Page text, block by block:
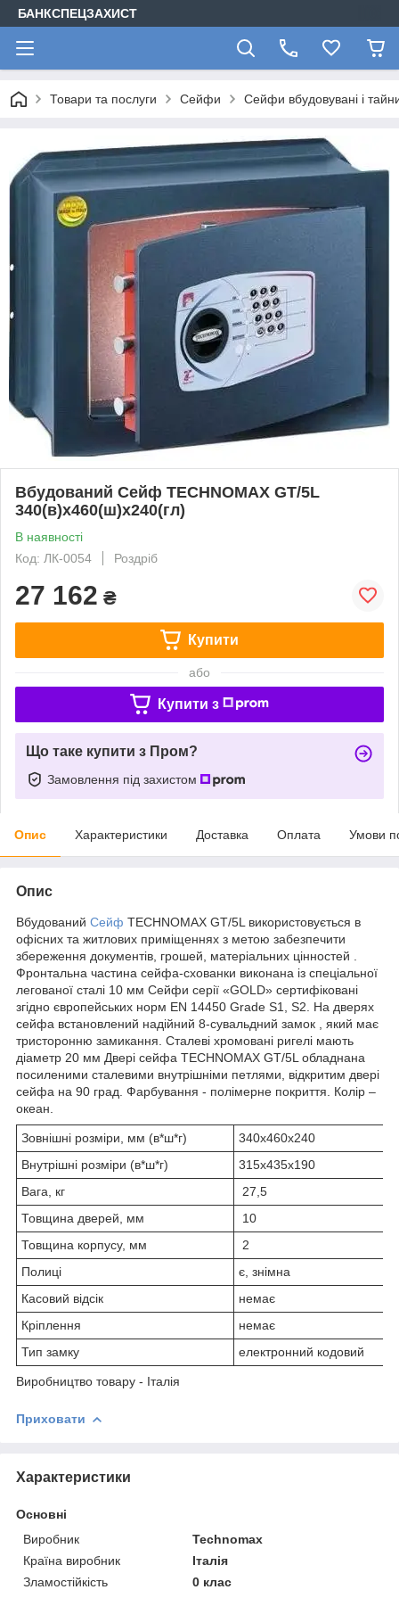
БАНКСПЕЦЗАХИСТ
Товари та послуги Сейфи Сейфи вбудовувані і
Вбудований Сейф TECHNOMAX GT/5L
340(в)х460(ш)х240(гл)
В наявності
Код: ЛК-0054
Роздріб
27 162 ₴
Купити
або
Купити з
Що таке купити з Пром?
Замовлення під захистом
Опис Характеристики Доставка Оплата Умови
Опис
Вбудований Сейф TECHNOMAX GТ/5L використовується в
офісних та житлових приміщеннях з метою забезпечити
збереження документів, грошей, матеріальних цінностей .
Фронтальна частина сейфа-схованки виконана із спеціальної
легованої сталі 10 мм Сейфи серії «GOLD» сертифіковані
згідно європейських норм EN 14450 Grade S1, S2. На дверях
сейфа встановлений надійний 8-сувальдний замок , який має
тристоронню замикання. Сталеві хромовані ригелі мають
діаметр 20 мм Двері сейфа TECHNOMAX GТ/5L обладнана
посиленими сталевими внутрішніми петлями, відкритим двері
сейфа на 90 град. Фарбування - полімерне покриття. Колір –
океан.
Зовнішні розміри, мм (в*ш*г)
340х460х240
Внутрішні розміри (в*ш*г)
315х435х190
Вага, кг
27,5
Товщина дверей, мм
10
Товщина корпусу, мм
2
Полиці
є, знімна
Касовий відсік
немає
Кріплення
немає
Тип замку
електронний кодовий
Виробництво товару - Італія
Приховати
Характеристики
Основні
Виробник
Technomax
Країна виробник
Італія
Зламостійкість
0 клас